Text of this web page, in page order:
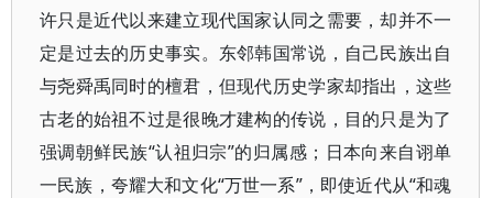
许只是近代以来建立现代国家认同之需要，却并不一
定是过去的历史事实。东邻韩国常说，自己民族出自
与尧舜禹同时的檀君，但现代历史学家却指出，这些
古老的始祖不过是很晚才建构的传说，目的只是为了
强调朝鲜民族“认祖归宗”的归属感；日本向来自诩单
一民族，夸耀大和文化“万世一系”，即使近代从“和魂